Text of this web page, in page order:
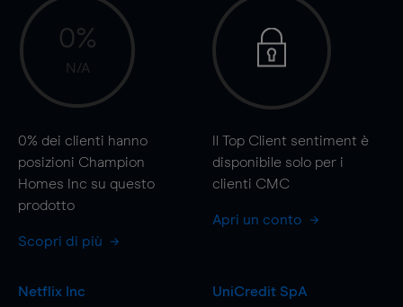
0%
N/A
0% dei clienti hanno
posizioni Champion
Homes Inc su questo
prodotto
Scopri di più
Il Top Client sentiment è
disponibile solo per i
clienti CMC
Apri un conto
Netflix Inc
UniCredit SpA